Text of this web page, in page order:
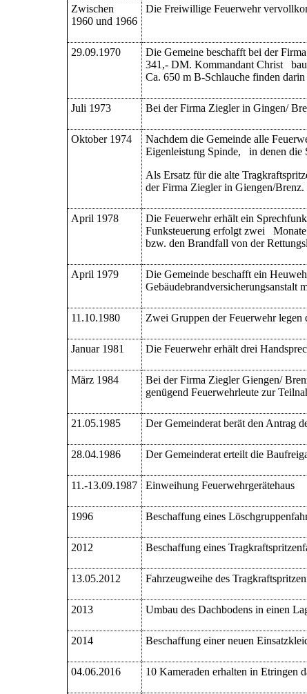
Zwischen
1960 und 1966
Die Freiwillige Feuerwehr
29.09.1970
Die Gemeine beschafft bei der
341,- DM. Kommandant Christ
Ca. 650 m B-Schlauche finden
Juli 1973 Bei der Firma Ziegler in Gingen/
Oktober 1974
Nachdem die Gemeinde alle
Eigenleistung Spinde, in denen die
Als Ersatz für die alte
der Firma Ziegler in Giengen/
April 1978
Die Feuerwehr erhält ein
Funksteuerung erfolgt zwei Monate
bzw. den Brandfall von der
April 1979
Die Gemeinde beschafft ein
Gebäudebrandversicherungsanstalt
11.10.1980 Zwei Gruppen der Feuerwehr legen
Januar 1981 Die Feuerwehr erhält drei
März 1984
Bei der Firma Ziegler Giengen/
genügend Feuerwehrleute zur
21.05.1985 Der Gemeinderat berät den Antrag
28.04.1986 Der Gemeinderat erteilt die
11.-13.09.1987 Einweihung Feuerwehrgerätehaus
1996 Beschaffung eines
2012 Beschaffung eines
13.05.2012 Fahrzeugweihe des
2013 Umbau des Dachbodens in einen
2014 Beschaffung einer neuen
04.06.2016 10 Kameraden erhalten in Etringen